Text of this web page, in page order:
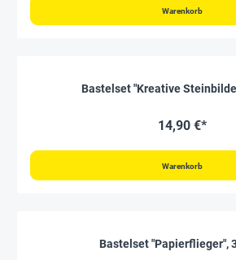
Warenkorb
Bastelset "Kreative
14,90 €*
Warenkorb
Bastelset "Papierflieger",